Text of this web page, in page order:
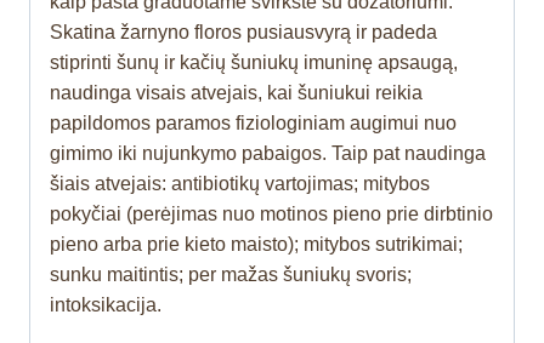
Skatina žarnyno floros pusiausvyrą ir padeda
stiprinti šunų ir kačių šuniukų imuninę apsaugą,
naudinga visais atvejais, kai šuniukui reikia
papildomos paramos fiziologiniam augimui nuo
gimimo iki nujunkymo pabaigos. Taip pat naudinga
šiais atvejais: antibiotikų vartojimas; mitybos
pokyčiai (perėjimas nuo motinos pieno prie dirbtinio
pieno arba prie kieto maisto); mitybos sutrikimai;
sunku maitintis; per mažas šuniukų svoris;
intoksikacija.